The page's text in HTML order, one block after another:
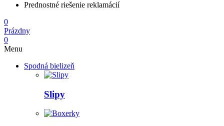
Prednostné riešenie reklamácií
0
Prázdny
0
Menu
Spodná bielizeň
Slipy